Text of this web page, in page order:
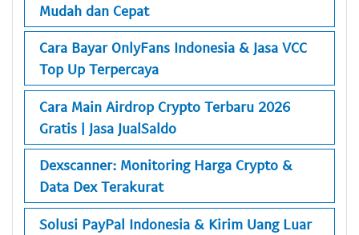
Mudah dan Cepat
Cara Bayar OnlyFans Indonesia & Jasa VCC
Top Up Terpercaya
Cara Main Airdrop Crypto Terbaru 2026
Gratis | Jasa JualSaldo
Dexscanner: Monitoring Harga Crypto &
Data Dex Terakurat
Solusi PayPal Indonesia & Kirim Uang Luar